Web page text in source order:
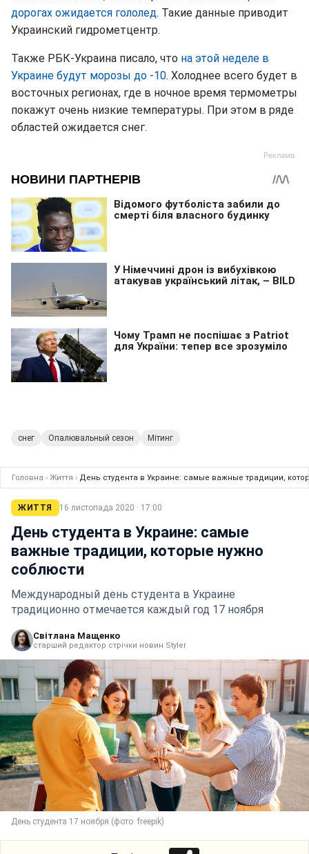
дорогах ожидается гололед. Такие данные приводит
Украинский гидрометцентр.
Также РБК-Украина писало, что на этой неделе в
Украине будут морозы до -10. Холоднее всего будет в
восточных регионах, где в ночное время термометры
покажут очень низкие температуры. При этом в ряде
областей ожидается снег.
снег Опалювальный сезон Мітинг
Головна › Життя › День студента в Украине: самые важные традиции,
ЖИТТЯ 16 листопада 2020 · 17:00
День студента в Украине: самые
важные традиции, которые нужно
соблюсти
Международный день студента в Украине
традиционно отмечается каждый год 17 ноября
Світлана Мащенко
старший редактор стрічки новин Styler
День студента 17 ноября (фото: freepik)